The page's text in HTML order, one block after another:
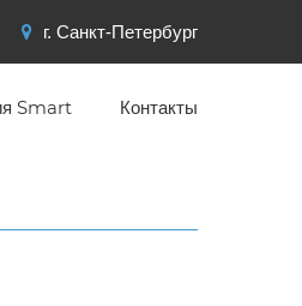
г. Санкт-Петербург
Smart Контакты